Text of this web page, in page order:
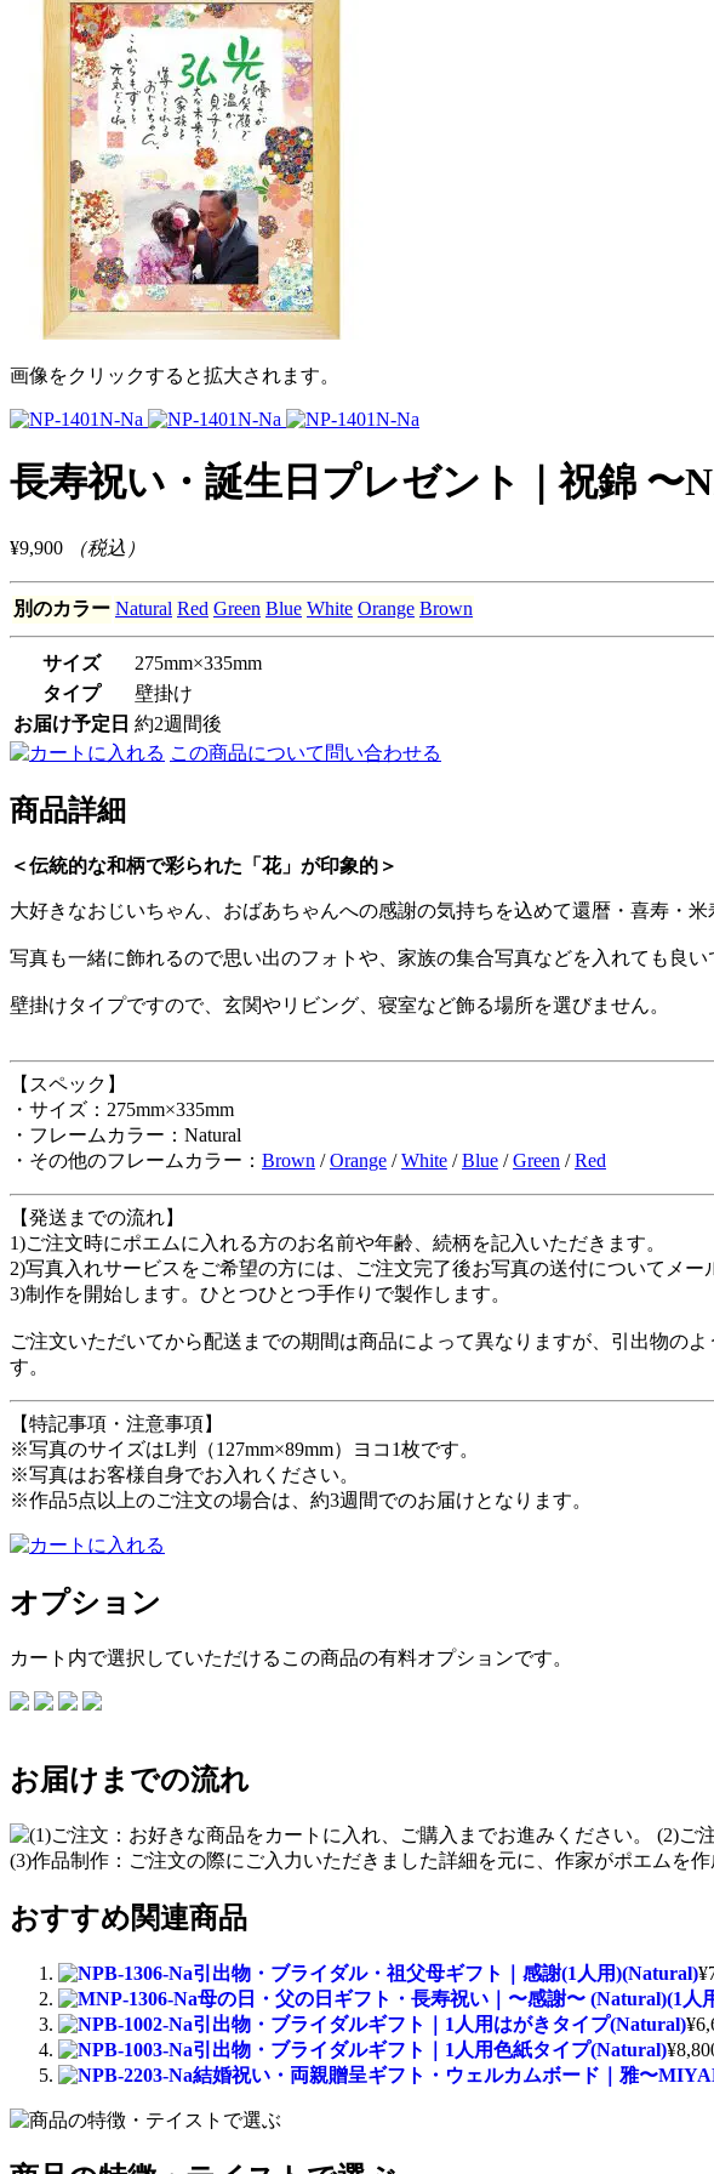
画像をクリックすると拡大されます。
長寿祝い・誕生日プレゼント｜祝錦 〜
¥9,900 （税込）
別のカラー Natural Red Green Blue White Orange Brown
サイズ
275mm×335mm
タイプ
壁掛け
お届け予定日 約2週間後
この商品について問い合わせる
商品詳細
＜伝統的な和柄で彩られた「花」が印象的＞
大好きなおじいちゃん、おばあちゃんへの感謝の気持ちを込めて還暦・喜寿・
写真も一緒に飾れるので思い出のフォトや、家族の集合写真などを入れても良い
壁掛けタイプですので、玄関やリビング、寝室など飾る場所を選びません。
【スペック】
・サイズ：275mm×335mm
・フレームカラー：Natural
・その他のフレームカラー： Brown /Orange /White /Blue /Green /Red
【発送までの流れ】
1)ご注文時にポエムに入れる方のお名前や年齢、続柄を記入いただきます。
2)写真入れサービスをご希望の方には、ご注文完了後お写真の送付についてメー
3)制作を開始します。ひとつひとつ手作りで製作します。
ご注文いただいてから配送までの期間は商品によって異なりますが、引出物の
す。
【特記事項・注意事項】
※写真のサイズはL判（127mm×89mm）ヨコ1枚です。
※写真はお客様自身でお入れください。
※作品5点以上のご注文の場合は、約3週間でのお届けとなります。
オプション
カート内で選択していただけるこの商品の有料オプションです。
お届けまでの流れ
おすすめ関連商品
引出物・ブライダル・祖父母ギフト｜感謝(1人用)(Natural)
母の日・父の日ギフト・長寿祝い｜〜感謝〜 (Natural)(1人
引出物・ブライダルギフト｜1人用はがきタイプ(Natural)
引出物・ブライダルギフト｜1人用色紙タイプ(Natural)
結婚祝い・両親贈呈ギフト・ウェルカムボード｜雅〜